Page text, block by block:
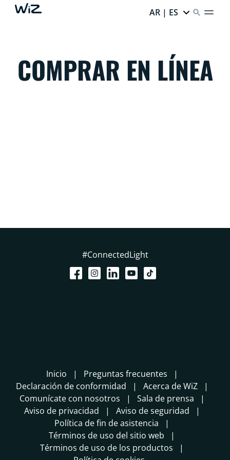
AR | ES
COMPRAR EN LÍNEA
#ConnectedLight
Inicio
Preguntas frecuentes
Declaración de conformidad
Acerca de WiZ
Comunícate con nosotros
Sala de prensa
Aviso de privacidad
Aviso de seguridad
Política de fin de asistencia
Términos de uso del sitio web
Términos de uso de los productos